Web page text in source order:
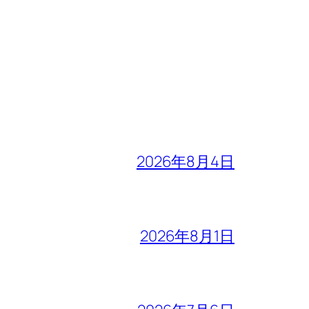
2026年8月4日
2026年8月1日